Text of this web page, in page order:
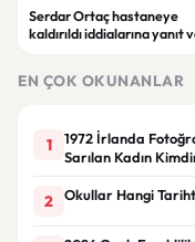
Serdar Ortaç hastaneye
kaldırıldı iddialarına yanıt
EN ÇOK OKUNANLAR
1
1972 İrlanda
Sarılan Kadın
2 Okullar Hangi